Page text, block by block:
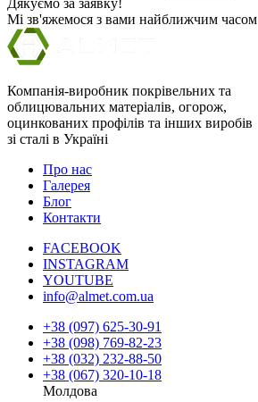
Мі зв'яжемося з вами найближчим часом
Компанія-виробник покрівельних та
облицювальних матеріалів, огорож,
оцинкованих профілів та інших виробів
зі сталі в Україні
Про нас
Галерея
Блог
Контакти
FACEBOOK
INSTAGRAM
YOUTUBE
info@almet.com.ua
+38 (097) 625-30-91
+38 (098) 769-82-23
+38 (032) 232-88-50
+38 (067) 320-10-18
Молдова